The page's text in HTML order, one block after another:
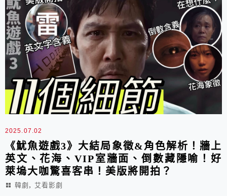
2025.07.02
《魷魚遊戲3》大結局象徵&角色解析！牆上
英文、花海、VIP室牆面、倒數藏隱喻！好
萊塢大咖驚喜客串！美版將開拍？
韓劇 , 艾看影劇